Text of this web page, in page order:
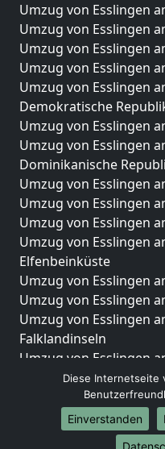
Umzug von Esslingen
Umzug von Esslingen
Umzug von Esslingen
Umzug von Esslingen
Umzug von Esslingen
Demokratische
Umzug von Esslingen
Umzug von Esslingen
Dominikanische
Umzug von Esslingen
Umzug von Esslingen
Umzug von Esslingen
Umzug von Esslingen
Elfenbeinküste
Umzug von Esslingen
Umzug von Esslingen
Umzug von Esslingen
Falklandinseln
Umzug von Esslingen
Diese Internetseite
Einverstanden